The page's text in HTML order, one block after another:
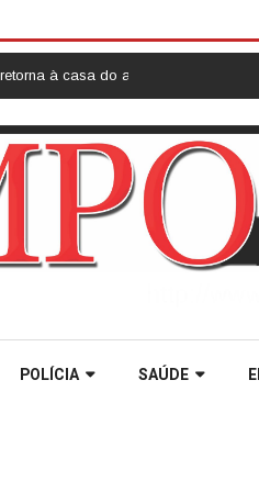
do amigo Neri Luiz Miquelotto e
POLÍCIA SAÚDE